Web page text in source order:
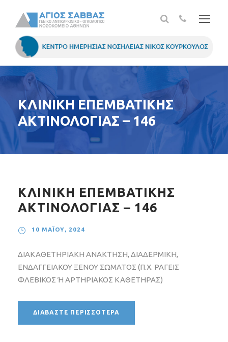
ΚΛΙΝΙΚΗ ΕΠΕΜΒΑΤΙΚΗΣ
ΑΚΤΙΝΟΛΟΓΙΑΣ – 146
ΚΛΙΝΙΚΗ ΕΠΕΜΒΑΤΙΚΗΣ
ΑΚΤΙΝΟΛΟΓΙΑΣ – 146
10 ΜΑΪ́ΟΥ, 2024
ΔΙΑΚΑΘΕΤΗΡΙΑΚΗ ΑΝΑΚΤΗΣΗ, ΔΙΑΔΕΡΜΙΚΗ,
ΕΝΔΑΓΓΕΙΑΚΟΥ ΞΕΝΟΥ ΣΩΜΑΤΟΣ (Π.Χ. ΡΑΓΕΙΣ
ΦΛΕΒΙΚΟΣ Ή ΑΡΤΗΡΙΑΚΟΣ ΚΑΘΕΤΗΡΑΣ)
ΔΙΑΒΆΣΤΕ ΠΕΡΙΣΣΌΤΕΡΑ